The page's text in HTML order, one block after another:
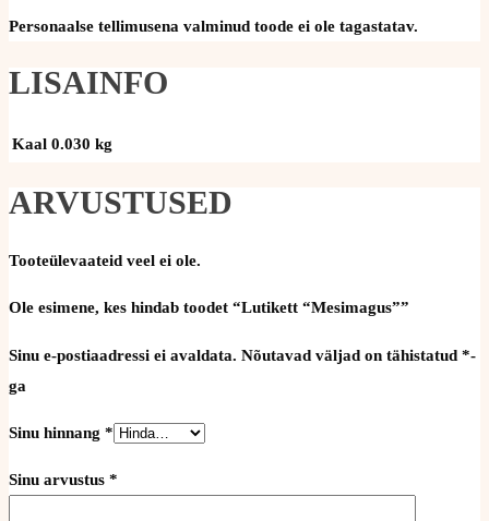
Personaalse tellimusena valminud toode ei ole tagastatav.
LISAINFO
Kaal 0.030 kg
ARVUSTUSED
Tooteülevaateid veel ei ole.
Ole esimene, kes hindab toodet “Lutikett “Mesimagus””
Sinu e-postiaadressi ei avaldata. Nõutavad väljad on tähistatud *-
ga
Sinu hinnang *
Sinu arvustus *